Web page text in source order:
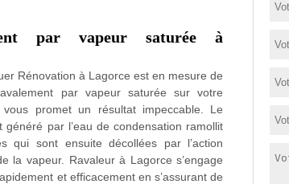
par vapeur saturée à
Rénovation à Lagorce est en mesure de
par vapeur saturée sur votre
promet un résultat impeccable. Le
généré par l’eau de condensation ramollit
qui sont ensuite décollées par l’action
la vapeur. Ravaleur à Lagorce s’engage
et efficacement en s’assurant de